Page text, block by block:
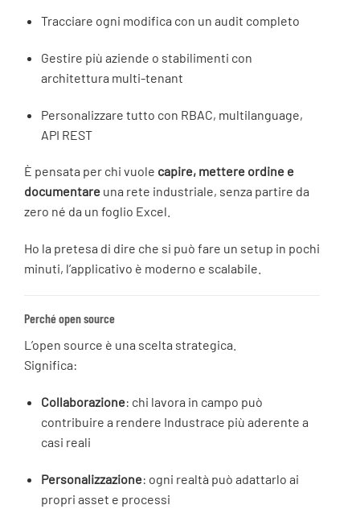
Tracciare ogni modifica con un audit completo
Gestire più aziende o stabilimenti con
architettura multi-tenant
Personalizzare tutto con RBAC, multilanguage,
API REST
È pensata per chi vuole capire, mettere ordine e
documentare una rete industriale, senza partire da
zero né da un foglio Excel.
Ho la pretesa di dire che si può fare un setup in pochi
minuti, l’applicativo è moderno e scalabile.
Perché open source
L’open source è una scelta strategica.
Significa:
Collaborazione: chi lavora in campo può
contribuire a rendere Industrace più aderente a
casi reali
Personalizzazione: ogni realtà può adattarlo ai
propri asset e processi